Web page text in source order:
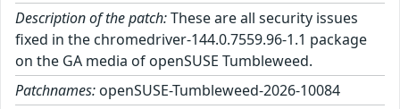
Description of the patch:These are all security issues
fixed in the chromedriver-144.0.7559.96-1.1 package
on the GA media of openSUSE Tumbleweed.
Patchnames: openSUSE-Tumbleweed-2026-10084